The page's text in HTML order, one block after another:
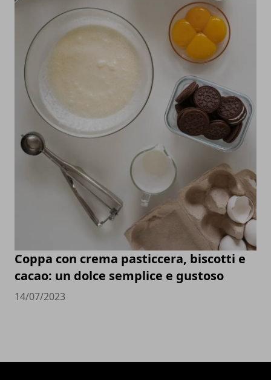
Coppa con crema pasticcera, biscotti e
cacao: un dolce semplice e gustoso
14/07/2023